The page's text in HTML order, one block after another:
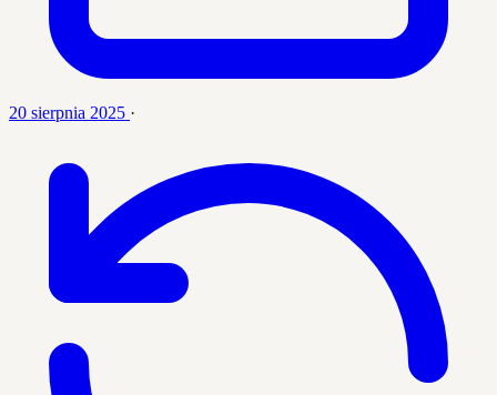
20 sierpnia 2025 ·